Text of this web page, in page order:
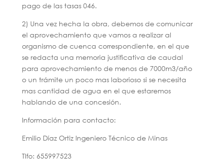
pago de las tasas 046.
2) Una vez hecha la obra, debemos de comunicar
el aprovechamiento que vamos a realizar al
organismo de cuenca correspondiente, en el que
se redacta una memoria justificativa de caudal
para aprovechamiento de menos de 7000m3/año
o un trámite un poco mas laborioso si se necesita
mas cantidad de agua en el que estaremos
hablando de una concesión.
Información para contacto:
Emilio Díaz Ortiz Ingeniero Técnico de Minas
Tlfo: 655997523